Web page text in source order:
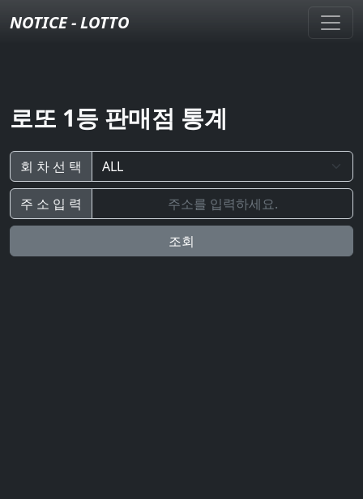
NOTICE - LOTTO
로또 1등 판매점 통계
회 차 선 택
주 소 입 력
조회